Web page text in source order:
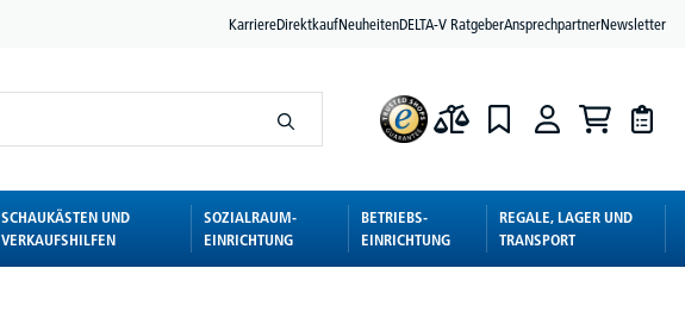
KarriereDirektkaufNeuheitenDELTA-V RatgeberAnsprechpartnerNewsletter
SCHAUKÄSTEN UND
VERKAUFSHILFEN
SOZIALRAUM-
EINRICHTUNG
BETRIEBS-
EINRICHTUNG
REGALE, LAGER UND
TRANSPORT